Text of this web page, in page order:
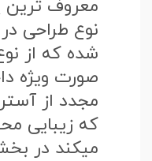
معروف ترین
نوع طراحی
شده که از
صورت ویژه
مجدد از
که زیبایی
میکند در